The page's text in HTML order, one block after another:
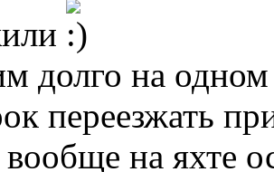
долго на
переезжать
на яхте